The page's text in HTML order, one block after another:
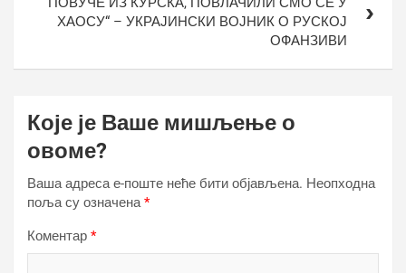
ХАОСУ“ – УКРАЈИНСКИ ВОЈНИК О РУСКОЈ
ОФАНЗИВИ
Које је Ваше мишљење о
овоме?
Ваша адреса е-поште неће бити објављена. Неопходна
поља су означена*
Коментар *